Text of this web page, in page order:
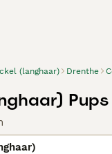
(langhaar) Drenthe